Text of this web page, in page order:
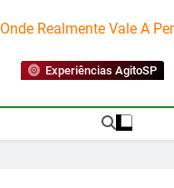
AgitoSP
Onde Realmente Vale A
Experiências AgitoSP